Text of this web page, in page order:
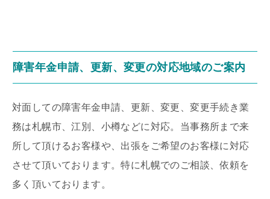
障害年金申請、更新、変更の対応地域のご案内
対面しての障害年金申請、更新、変更、変更手続き業
務は札幌市、江別、小樽などに対応。当事務所まで来
所して頂けるお客様や、出張をご希望のお客様に対応
させて頂いております。特に札幌でのご相談、依頼を
多く頂いております。